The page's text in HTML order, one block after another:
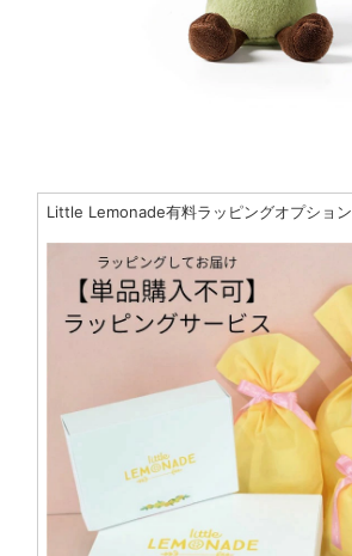
Little Lemonade有料ラッピングオプション